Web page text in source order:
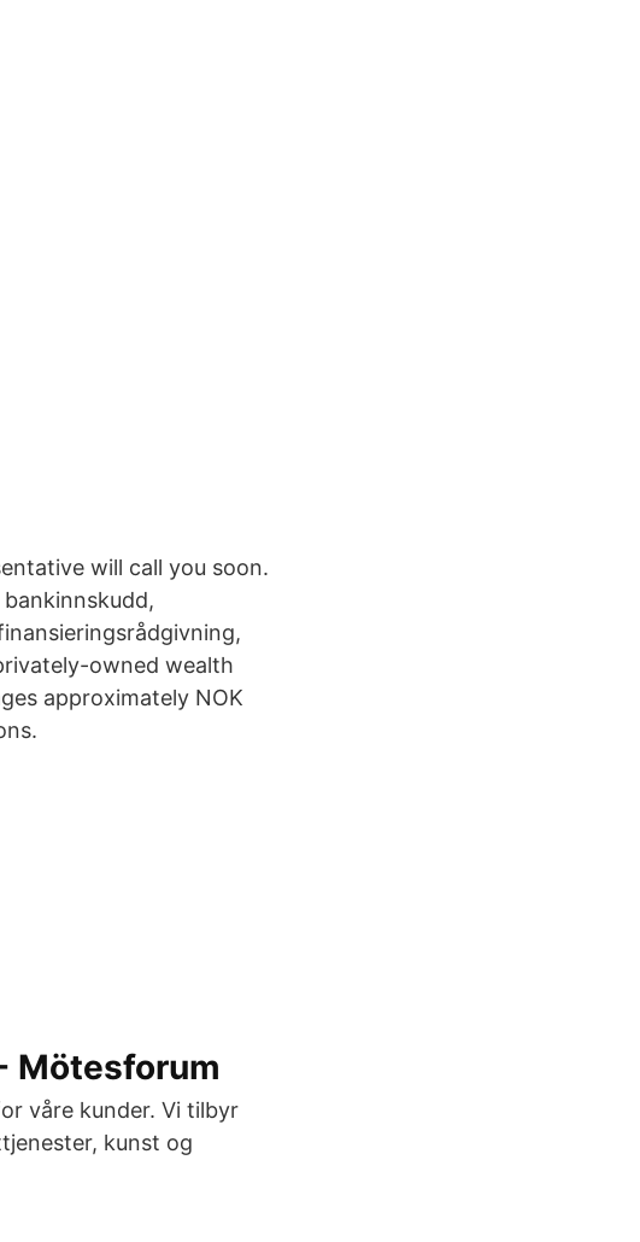
will call you soon.
owned wealth
approximately NOK
Mötesforum
våre kunder. Vi tilbyr
kunst og